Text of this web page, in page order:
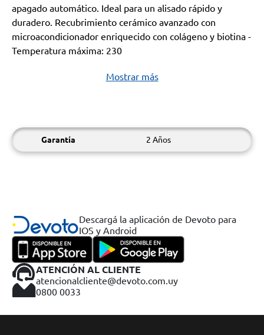
apagado automático. Ideal para un alisado rápido y
duradero. Recubrimiento cerámico avanzado con
microacondicionador enriquecido con colágeno y biotina -
Temperatura máxima: 230
Mostrar más
Garantía 2 Años
Descargá la aplicación de Devoto para
IOS y Android
ATENCIÓN AL CLIENTE
atencionalcliente@devoto.com.uy
0800 0033